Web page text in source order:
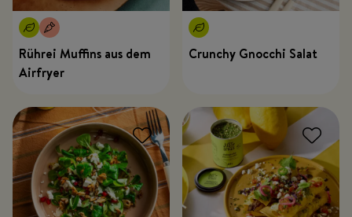
Rührei Muffins aus dem
Airfryer
Crunchy Gnocchi Salat